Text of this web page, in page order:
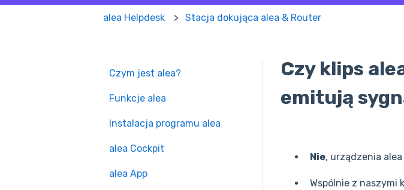
alea Helpdesk Stacja dokująca alea & Router
Czy klips
emitują
Nie, urządzenia
Wspólnie z naszymi
Czym jest alea?
Funkcje alea
Instalacja programu alea
alea Cockpit
alea App